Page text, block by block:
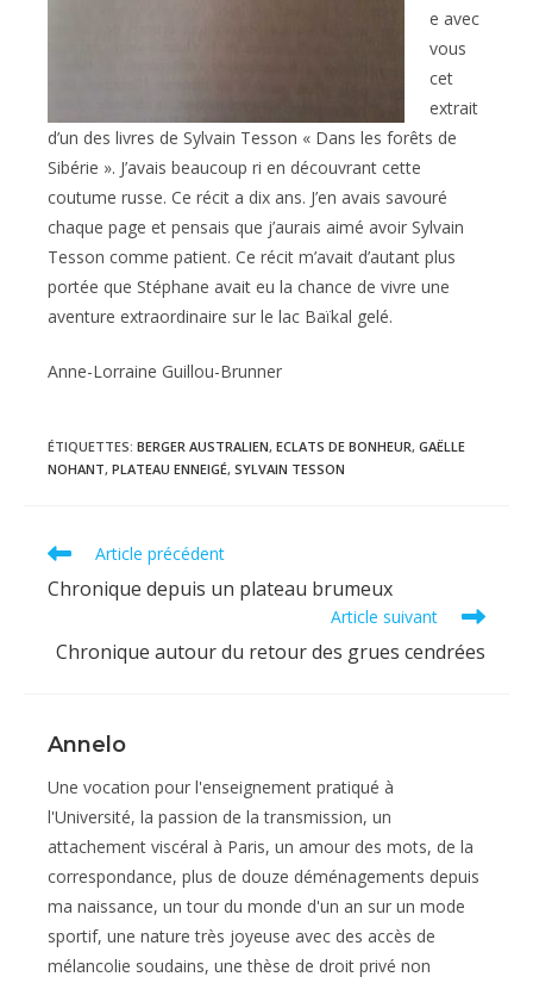
e avec
vous
cet
extrait
d’un des livres de Sylvain Tesson « Dans les forêts de
Sibérie ». J’avais beaucoup ri en découvrant cette
coutume russe. Ce récit a dix ans. J’en avais savouré
chaque page et pensais que j’aurais aimé avoir Sylvain
Tesson comme patient. Ce récit m’avait d’autant plus
portée que Stéphane avait eu la chance de vivre une
aventure extraordinaire sur le lac Baïkal gelé.
Anne-Lorraine Guillou-Brunner
ÉTIQUETTES: BERGER AUSTRALIEN, ECLATS DE BONHEUR, GAËLLE
NOHANT, PLATEAU ENNEIGÉ, SYLVAIN TESSON
Read
articles
Article précédent
Chronique depuis un plateau brumeux
Article suivant
Chronique autour du retour des grues cendrées
Annelo
Une vocation pour l'enseignement pratiqué à
l'Université, la passion de la transmission, un
attachement viscéral à Paris, un amour des mots, de la
correspondance, plus de douze déménagements depuis
ma naissance, un tour du monde d'un an sur un mode
sportif, une nature très joyeuse avec des accès de
mélancolie soudains, une thèse de droit privé non